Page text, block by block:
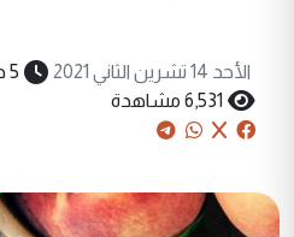
الأحد 14 تشرين الثاني 2021 5 دقيقة قراءة
6,531 مشاهدة